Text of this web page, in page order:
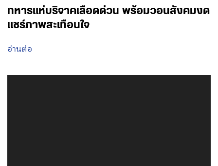
ทหารแห่บริจาคเลือดด่วน พร้อมวอนสังคมงด
แชร์ภาพสะเทือนใจ
อ่านต่อ